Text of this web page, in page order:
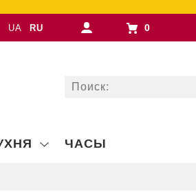
UA RU 0
ЧАСЫ